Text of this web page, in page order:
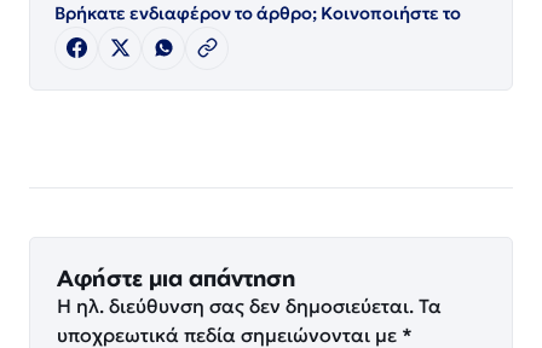
Βρήκατε ενδιαφέρον το άρθρο; Κοινοποιήστε το
Αφήστε μια απάντηση
Η ηλ. διεύθυνση σας δεν δημοσιεύεται. Τα
υποχρεωτικά πεδία σημειώνονται με *